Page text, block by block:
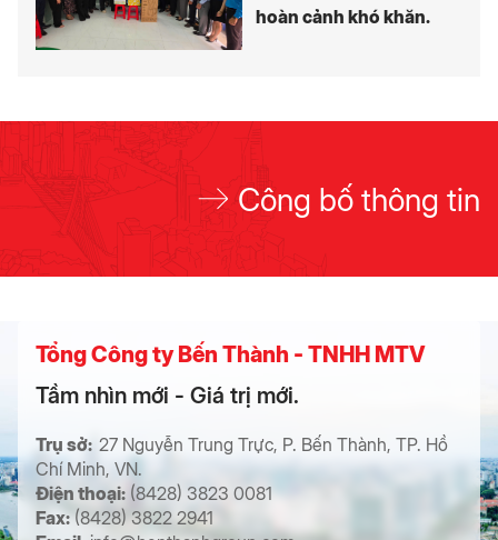
hoàn cảnh khó khăn.
Công bố thông tin
Tổng Công ty Bến Thành - TNHH MTV
Tầm nhìn mới - Giá trị mới.
Trụ sở: 27 Nguyễn Trung Trực, P. Bến Thành, TP. Hồ
Chí Minh, VN.
Điện thoại: (8428) 3823 0081
Fax:(8428) 3822 2941